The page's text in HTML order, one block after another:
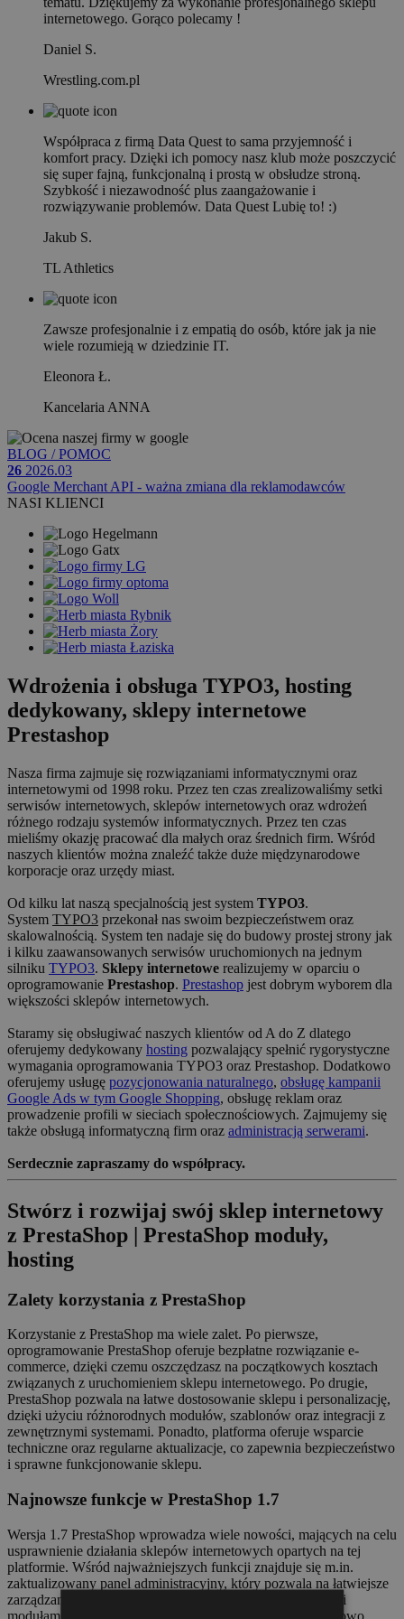
internetowego. Gorąco polecamy !
Daniel S.
Wrestling.com.pl
Współpraca z firmą Data Quest to sama przyjemność i
komfort pracy. Dzięki ich pomocy nasz klub może poszczycić
się super fajną, funkcjonalną i prostą w obsłudze stroną.
Szybkość i niezawodność plus zaangażowanie i
rozwiązywanie problemów. Data Quest Lubię to! :)
Jakub S.
TL Athletics
Zawsze profesjonalnie i z empatią do osób, które jak ja nie
wiele rozumieją w dziedzinie IT.
Eleonora Ł.
Kancelaria ANNA
BLOG / POMOC
26 2026.03
Google Merchant API - ważna zmiana dla reklamodawców
NASI KLIENCI
Wdrożenia i obsługa TYPO3, hosting
dedykowany, sklepy internetowe
Prestashop
Nasza firma zajmuje się rozwiązaniami informatycznymi oraz
internetowymi od 1998 roku. Przez ten czas zrealizowaliśmy setki
serwisów internetowych, sklepów internetowych oraz wdrożeń
różnego rodzaju systemów informatycznych. Przez ten czas
mieliśmy okazję pracować dla małych oraz średnich firm. Wśród
naszych klientów można znaleźć także duże międzynarodowe
korporacje oraz urzędy miast.
Od kilku lat naszą specjalnością jest system TYPO3.
System TYPO3 przekonał nas swoim bezpieczeństwem oraz
skalowalnością. System ten nadaje się do budowy prostej strony jak
i kilku zaawansowanych serwisów uruchomionych na jednym
silniku TYPO3. Sklepy internetowe realizujemy w oparciu o
oprogramowanie Prestashop. Prestashop jest dobrym wyborem dla
większości sklepów internetowych.
Staramy się obsługiwać naszych klientów od A do Z dlatego
oferujemy dedykowany hosting pozwalający spełnić rygorystyczne
wymagania oprogramowania TYPO3 oraz Prestashop. Dodatkowo
oferujemy usługę pozycjonowania naturalnego, obsługę kampanii
Google Ads w tym Google Shopping, obsługę reklam oraz
prowadzenie profili w sieciach społecznościowych. Zajmujemy się
także obsługą informatyczną firm oraz administracją serwerami.
Serdecznie zapraszamy do współpracy.
Stwórz i rozwijaj swój sklep internetowy
z PrestaShop | PrestaShop moduły,
hosting
Zalety korzystania z PrestaShop
Korzystanie z PrestaShop ma wiele zalet. Po pierwsze,
oprogramowanie PrestaShop oferuje bezpłatne rozwiązanie e-
commerce, dzięki czemu oszczędzasz na początkowych kosztach
związanych z uruchomieniem sklepu internetowego. Po drugie,
PrestaShop pozwala na łatwe dostosowanie sklepu i personalizację,
dzięki użyciu różnorodnych modułów, szablonów oraz integracji z
zewnętrznymi systemami. Ponadto, platforma oferuje wsparcie
techniczne oraz regularne aktualizacje, co zapewnia bezpieczeństwo
i sprawne funkcjonowanie sklepu.
Najnowsze funkcje w PrestaShop 1.7
Wersja 1.7 PrestaShop wprowadza wiele nowości, mających na celu
usprawnienie działania sklepów internetowych opartych na tej
platformie. Wśród najważniejszych funkcji znajduje się m.in.
zaktualizowany panel administracyjny, który pozwala na łatwiejsze
zarządzanie sklepem, oraz poprawiona integracja z różnymi
modułami, co rozszerza funkcjonalność platformy. Dodatkowo,